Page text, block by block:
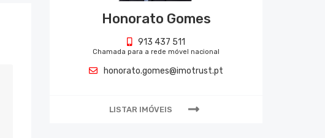
Honorato Gomes
913 437 511
Chamada para a rede móvel nacional
honorato.gomes@imotrust.pt
LISTAR IMÓVEIS